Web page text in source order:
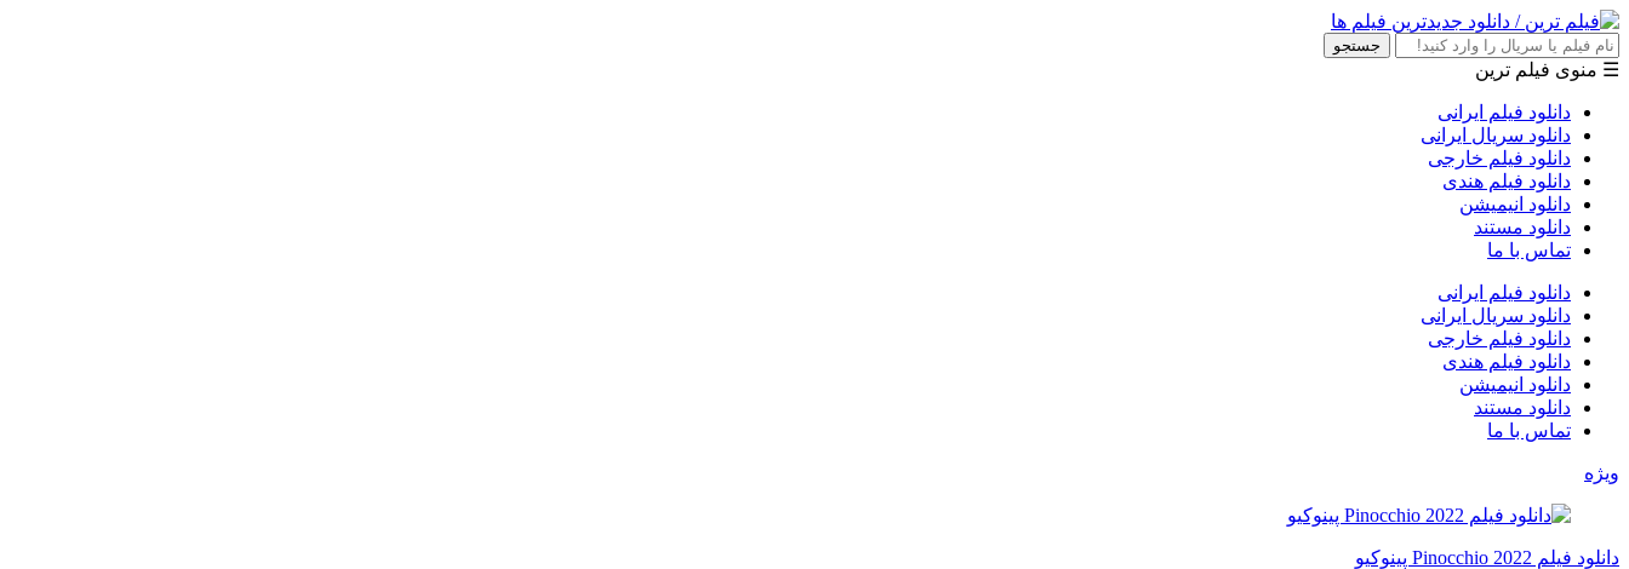
جستجو
☰ منوی فیلم ترین
دانلود فیلم ایرانی
دانلود سریال ایرانی
دانلود فیلم خارجی
دانلود فیلم هندی
دانلود انیمیشن
دانلود مستند
تماس با ما
دانلود فیلم ایرانی
دانلود سریال ایرانی
دانلود فیلم خارجی
دانلود فیلم هندی
دانلود انیمیشن
دانلود مستند
تماس با ما
ویژه
دانلود فیلم Pinocchio 2022 پینوکیو